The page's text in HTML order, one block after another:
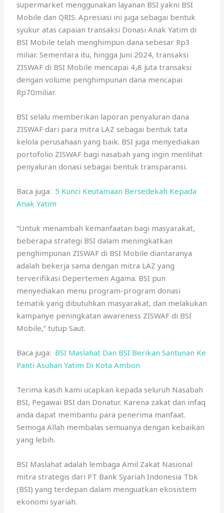
supermarket menggunakan layanan BSI yakni BSI
Mobile dan QRIS. Apresiasi ini juga sebagai bentuk
syukur atas capaian transaksi Donasi Anak Yatim di
BSI Mobile telah menghimpun dana sebesar Rp3
miliar. Sementara itu, hingga Juni 2024, transaksi
ZISWAF di BSI Mobile mencapai 4٫8 juta transaksi
dengan volume penghimpunan dana mencapai
Rp70miliar.
BSI selalu memberikan laporan penyaluran dana
ZISWAF dari para mitra LAZ sebagai bentuk tata
kelola perusahaan yang baik. BSI juga menyediakan
portofolio ZISWAF bagi nasabah yang ingin menlihat
penyaluran donasi sebagai bentuk transparansi.
Baca juga: 5 Kunci Keutamaan Bersedekah Kepada
Anak Yatim
“Untuk menambah kemanfaatan bagi masyarakat,
beberapa strategi BSI dalam meningkatkan
penghimpunan ZISWAF di BSI Mobile diantaranya
adalah bekerja sama dengan mitra LAZ yang
terverifikasi Depertemen Agama. BSI pun
menyediakan menu program-program donasi
tematik yang dibutuhkan masyarakat, dan melakukan
kampanye peningkatan awareness ZISWAF di BSI
Mobile,” tutup Saut.
Baca juga: BSI Maslahat Dan BSI Berikan Santunan Ke
Panti Asuhan Yatim Di Kota Ambon
Terima kasih kami ucapkan kepada seluruh Nasabah
BSI, Pegawai BSI dan Donatur. Karena zakat dan infaq
anda dapat membantu para penerima manfaat.
Semoga Allah membalas semuanya dengan kebaikan
yang lebih.
BSI Maslahat adalah lembaga Amil Zakat Nasional
mitra strategis dari PT Bank Syariah Indonesia Tbk
(BSI) yang terdepan dalam menguatkan ekosistem
ekonomi syariah.